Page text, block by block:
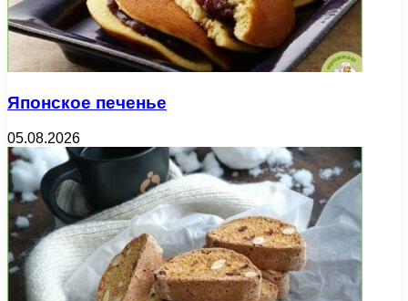
Японское печенье
05.08.2026